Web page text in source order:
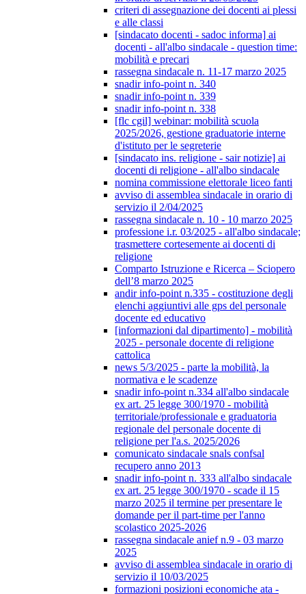
criteri di assegnazione dei docenti ai plessi
e alle classi
[sindacato docenti - sadoc informa] ai
docenti - all'albo sindacale - question time:
mobilità e precari
rassegna sindacale n. 11-17 marzo 2025
snadir info-point n. 340
snadir info-point n. 339
snadir info-point n. 338
[flc cgil] webinar: mobilità scuola
2025/2026, gestione graduatorie interne
d'istituto per le segreterie
[sindacato ins. religione - sair notizie] ai
docenti di religione - all'albo sindacale
nomina commissione elettorale liceo fanti
avviso di assemblea sindacale in orario di
servizio il 2/04/2025
rassegna sindacale n. 10 - 10 marzo 2025
professione i.r. 03/2025 - all'albo sindacale;
trasmettere cortesemente ai docenti di
religione
Comparto Istruzione e Ricerca – Sciopero
dell’8 marzo 2025
andir info-point n.335 - costituzione degli
elenchi aggiuntivi alle gps del personale
docente ed educativo
[informazioni dal dipartimento] - mobilità
2025 - personale docente di religione
cattolica
news 5/3/2025 - parte la mobilità, la
normativa e le scadenze
snadir info-point n.334 all'albo sindacale
ex art. 25 legge 300/1970 - mobilità
territoriale/professionale e graduatoria
regionale del personale docente di
religione per l'a.s. 2025/2026
comunicato sindacale snals confsal
recupero anno 2013
snadir info-point n. 333 all'albo sindacale
ex art. 25 legge 300/1970 - scade il 15
marzo 2025 il termine per presentare le
domande per il part-time per l'anno
scolastico 2025-2026
rassegna sindacale anief n.9 - 03 marzo
2025
avviso di assemblea sindacale in orario di
servizio il 10/03/2025
formazioni posizioni economiche ata -